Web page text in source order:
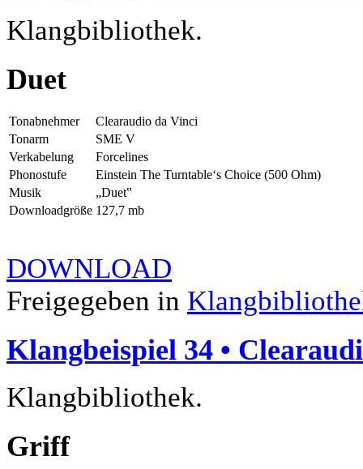
Klangbibliothek.
Duet
Tonabnehmer
Clearaudio da Vinci
Tonarm
SME V
Verkabelung
Forcelines
Phonostufe
Einstein The Turntable‘s Choice (500 Ohm)
Musik
„Duet‟
Downloadgröße 127,7 mb
DOWNLOAD
Freigegeben in
Klangbeispiel 34 •
Klangbibliothek.
Griff